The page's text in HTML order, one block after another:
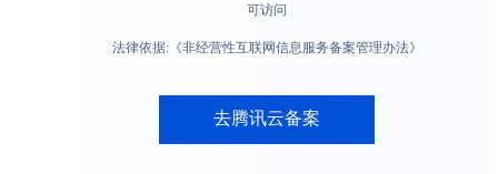
可访问
法律依据:《非经营性互联网信息服务备案管理办法》
去腾讯云备案